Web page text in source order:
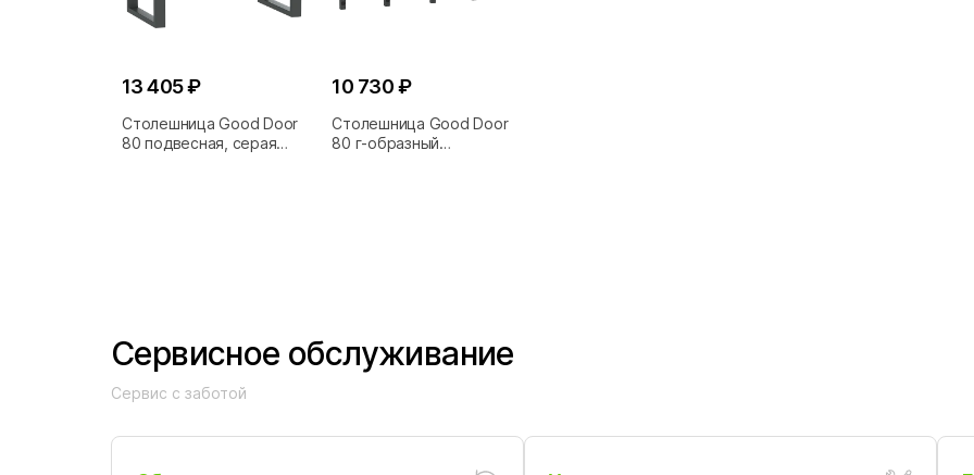
13 405 ₽
Столешница Good Door
80 подвесная, серая
10 730 ₽
Столешница Good Door
80 г-образный
Сервисное обслуживание
Сервис с заботой